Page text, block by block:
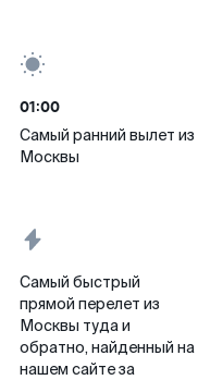
01:00
Самый ранний вылет из
Москвы
Самый быстрый
прямой перелет из
Москвы туда и
обратно, найденный на
нашем сайте за